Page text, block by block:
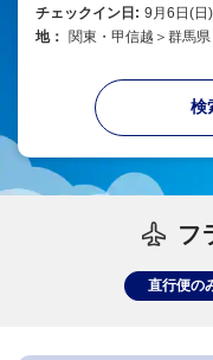
チェックイン日: 9月6日(日)
地：
関東・甲信越＞群馬県
検
フ
直行便の